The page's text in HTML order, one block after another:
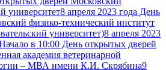
университет8 апреля 2023 года День
физико-технический институт
университет)8 апреля 2023
в 10:00 День открытых дверей
академия ветеринарной
– МВА имени К.И. Скрябина9